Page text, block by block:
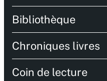
Bibliothèque
Chroniques livres
Coin de lecture